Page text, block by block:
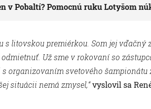
v Pobaltí? Pomocnú ruku Lotyšom
s litovskou premiérkou. Som jej vďačný
Už sme v rokovaní so
organizovaním svetového šampionátu
situácii nemá zmysel,“vyslovil sa